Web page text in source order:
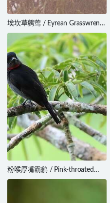
埃坎草鹩莺 / Eyrean Grasswren /
Amytornis goyderi
粉喉厚嘴霸鹟 / Pink-throated
Becard / Pachyramphus minor